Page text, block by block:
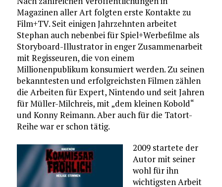
Magazinen aller Art folgten erste Kontakte zu
Film+TV. Seit einigen Jahrzehnten arbeitet
Stephan auch nebenbei für Spiel+Werbefilme als
Storyboard-Illustrator in enger Zusammenarbeit
mit Regisseuren, die von einem
Millionenpublikum konsumiert werden. Zu seinen
bekanntesten und erfolgreichsten Filmen zählen
die Arbeiten für Expert, Nintendo und seit Jahren
für Müller-Milchreis, mit „dem kleinen Kobold“
und Konny Reimann. Aber auch für die Tatort-
Reihe war er schon tätig.
2009 startete der
Autor mit seiner
wohl für ihn
wichtigsten Arbeit